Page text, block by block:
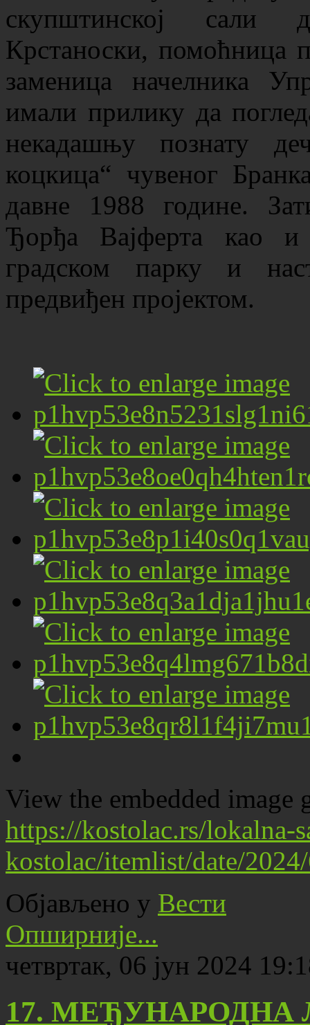
скупштинској сали
Крстаноски, помоћница
заменица начелника
имали прилику да
некадашњу познату
коцкица“ чувеног
давне 1988 године.
Ђорђа Вајферта као и
градском парку и
предвиђен пројектом.
View the embedded image
https://kostolac.rs/lokalna-
kostolac/itemlist/date/
Објављено у Вести
Опширније...
четвртак, 06 јун 2024
17.